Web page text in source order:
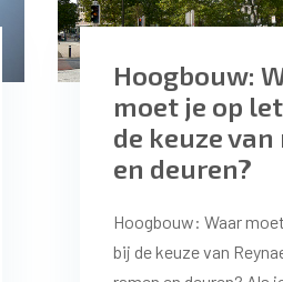
Hoogbouw:
moet je op
de keuze van
en deuren?
Hoogbouw: Waar
bij de keuze van